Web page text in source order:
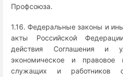
Профсоюза.
1.16. Федеральные законы и
акты Российской
действия Соглашения и
экономическое и правовое
служащих и работников